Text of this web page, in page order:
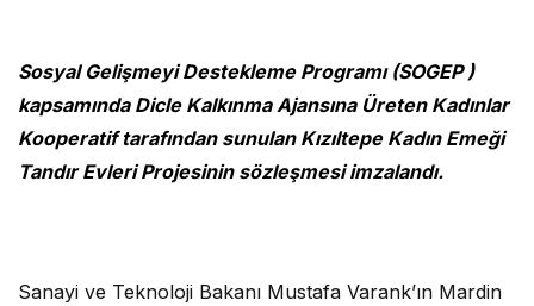
Sosyal Gelişmeyi Destekleme Programı (SOGEP )
kapsamında Dicle Kalkınma Ajansına Üreten Kadınlar
Kooperatif tarafından sunulan Kızıltepe Kadın Emeği
Tandır Evleri Projesinin sözleşmesi imzalandı.
Sanayi ve Teknoloji Bakanı Mustafa Varank’ın Mardin